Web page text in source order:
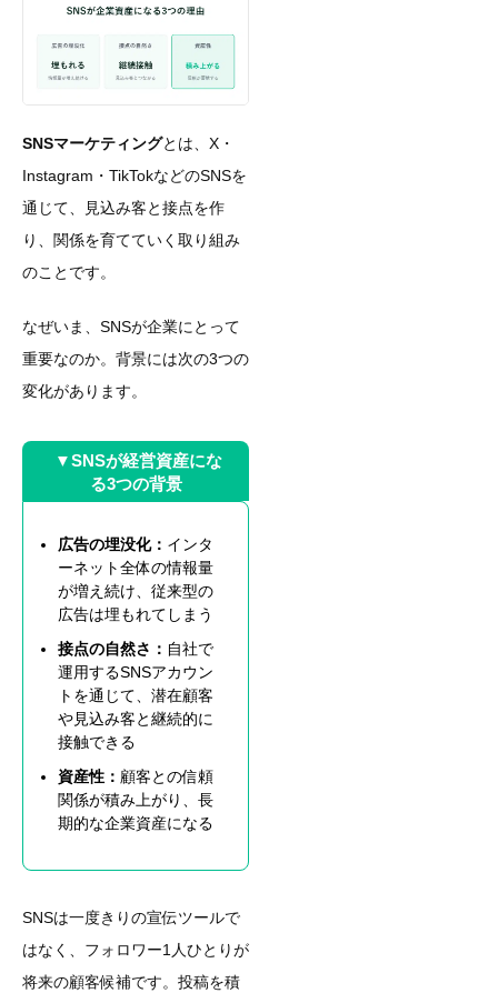
SNSマーケティングとは、X・
Instagram・TikTokなどのSNSを
通じて、見込み客と接点を作
り、関係を育てていく取り組み
のことです。
なぜいま、SNSが企業にとって
重要なのか。背景には次の3つの
変化があります。
▼SNSが経営資産にな
る3つの背景
広告の埋没化： インタ
ーネット全体の情報量
が増え続け、従来型の
広告は埋もれてしまう
接点の自然さ： 自社で
運用するSNSアカウン
トを通じて、潜在顧客
や見込み客と継続的に
接触できる
資産性： 顧客との信頼
関係が積み上がり、長
期的な企業資産になる
SNSは一度きりの宣伝ツールで
はなく、フォロワー1人ひとりが
将来の顧客候補です。投稿を積